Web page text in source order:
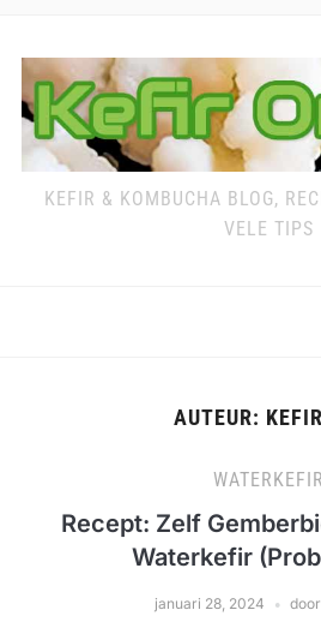
KEFIR & KOMBUCHA BLOG,
VELE TIPS
AUTEUR:
WATERKEFIR
Recept: Zelf
Waterkefir
januari 28, 2024 door